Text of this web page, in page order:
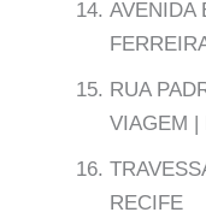
AVENIDA
RUA
VIAGEM |
RECIFE